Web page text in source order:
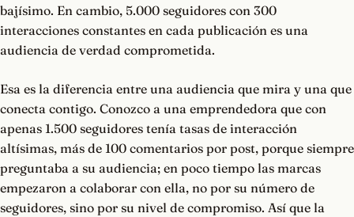
bajísimo. En cambio, 5.000 seguidores con 300
interacciones constantes en cada publicación es una
audiencia de verdad comprometida.
Esa es la diferencia entre una audiencia que mira y una que
conecta contigo. Conozco a una emprendedora que con
apenas 1.500 seguidores tenía tasas de interacción
altísimas, más de 100 comentarios por post, porque siempre
preguntaba a su audiencia; en poco tiempo las marcas
empezaron a colaborar con ella, no por su número de
seguidores, sino por su nivel de compromiso. Así que la